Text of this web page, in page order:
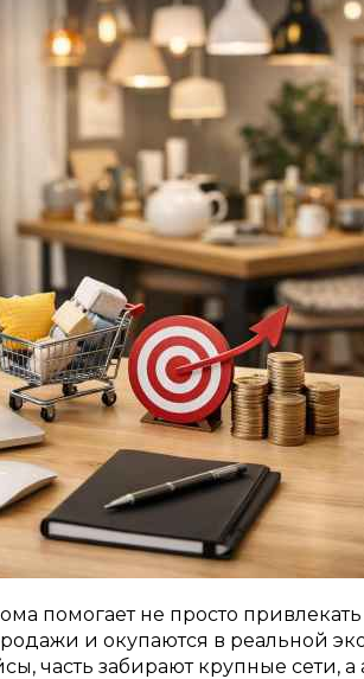
помогает не просто
и окупаются в реальной
часть забирают крупные сети,